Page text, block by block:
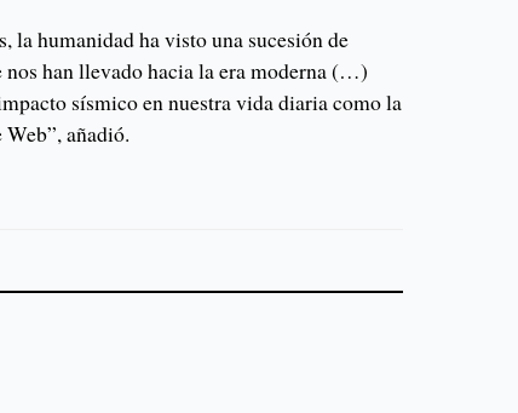
la humanidad ha visto una sucesión de
nos han llevado hacia la era moderna (…)
sísmico en nuestra vida diaria como la
añadió.